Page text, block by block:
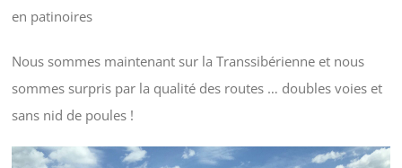
en patinoires
Nous sommes maintenant sur la Transsibérienne et nous
sommes surpris par la qualité des routes … doubles voies et
sans nid de poules !